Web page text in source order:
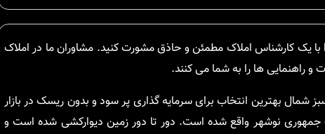
با یک کارشناس املاک مطمئن و حاذق مشورت کنید. مشاوران ما در املاک
راهنمایی ها را به شما می کنند.
شمال بهترین انتخاب برای سرمایه گذاری پر سود و بدون ریسک در بازار
نوشهر واقع شده است. دور تا دور زمین دیوارکشی شده است و